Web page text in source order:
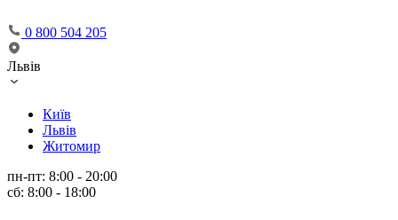
0 800 504 205
Львів
Київ
Львів
Житомир
пн-пт: 8:00 - 20:00
сб: 8:00 - 18:00